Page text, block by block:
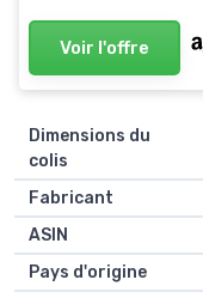
Voir l'offre
Dimensions du
colis
Fabricant
ASIN
Pays d'origine